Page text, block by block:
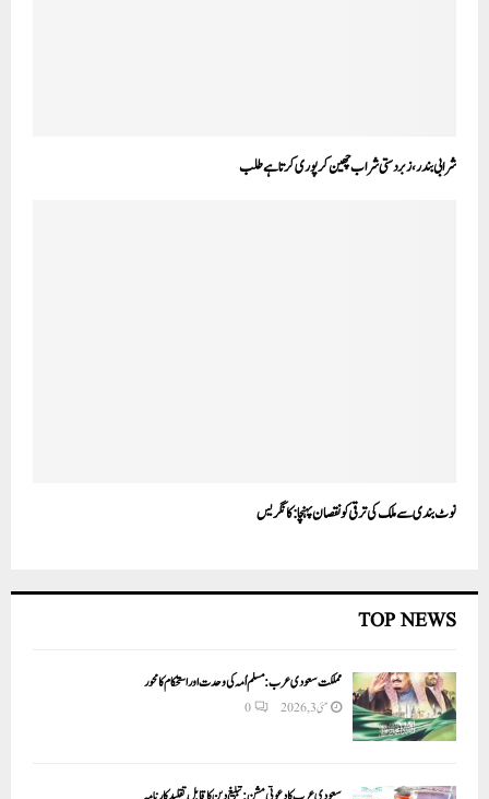
شرابی بندر، زبردستی شراب چھین کر پوری کرتا ہے طلب
نوٹ بندی سے ملک کی ترقی کو نقصان پہنچا: کانگریس
TOP NEWS
مملکت سعودی عرب: مسلم اُمہ کی وحدت اور استحکام کا محور
مئی 3, 2026 0